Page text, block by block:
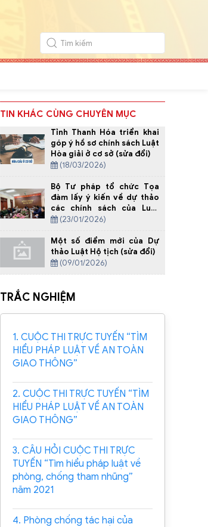
TIN KHÁC CÙNG CHUYÊN MỤC
Tỉnh Thanh Hóa triển khai
góp ý hồ sơ chính sách Luật
Hòa giải ở cơ sở (sửa đổi)
(18/03/2026)
Bộ Tư pháp tổ chức Tọa
đàm lấy ý kiến về dự thảo
các chính sách của Luật
Phổ biến, giáo dục pháp
(23/01/2026)
Một số điểm mới của Dự
thảo Luật Hộ tịch (sửa đổi)
(09/01/2026)
TRẮC NGHIỆM
1. CUỘC THI TRỰC TUYẾN “TÌM
HIỂU PHÁP LUẬT VỀ AN TOÀN
GIAO THÔNG”
2. CUỘC THI TRỰC TUYẾN “TÌM
HIỂU PHÁP LUẬT VỀ AN TOÀN
GIAO THÔNG”
3. CÂU HỎI CUỘC THI TRỰC
TUYẾN “Tìm hiểu pháp luật về
phòng, chống tham nhũng”
năm 2021
4. Phòng chống tác hại của